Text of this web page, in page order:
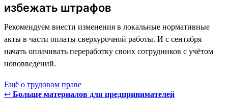
избежать штрафов
Рекомендуем внести изменения в локальные нормативные
акты в части оплаты сверхурочной работы. И с сентября
начать оплачивать переработку своих сотрудников с учётом
нововведений.
Ещё о трудовом праве
↩ Больше материалов для предпринимателей